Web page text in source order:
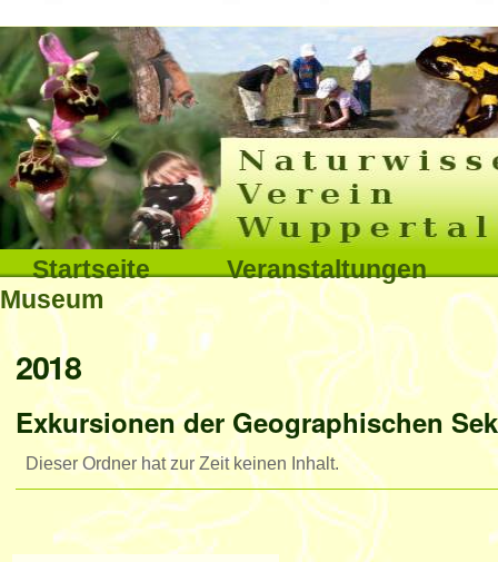
Direkt
zum
Inhalt
|
Direkt
zur
Navigation
Sektionen
Startseite
Veranstaltungen
Museum
Benutzerspezifische
Werkzeuge
Interna
2018
Exkursionen der Geographischen
Dieser Ordner hat zur Zeit keinen Inhalt.